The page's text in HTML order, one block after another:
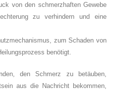
von den schmerzhaften Gewebe
zu verhindern und eine
zum Schaden von
benötigt.
den Schmerz zu betäuben,
aus die Nachricht bekommen,